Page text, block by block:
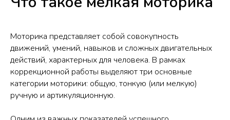
Моторика представляет собой совокупность
движений, умений, навыков и сложных двигательных
действий, характерных для человека. В рамках
коррекционной работы выделяют три основные
категории моторики: общую, тонкую (или мелкую)
ручную и артикуляционную.